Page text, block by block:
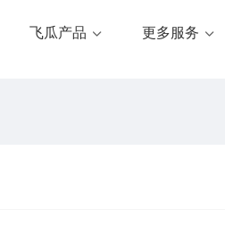
飞瓜产品 更多服务